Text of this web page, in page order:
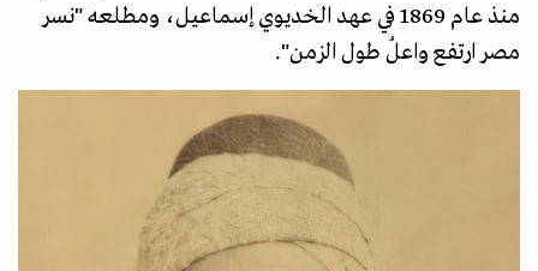
منذ عام 1869 في عهد الخديوي إسماعيل، ومطلعه "نسر
مصر ارتفع واعلُ طول الزمن".